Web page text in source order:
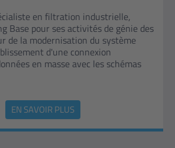
en filtration industrielle,
Base pour ses activités de génie des
de la modernisation du système
d'une connexion
en masse avec les schémas
EN SAVOIR PLUS